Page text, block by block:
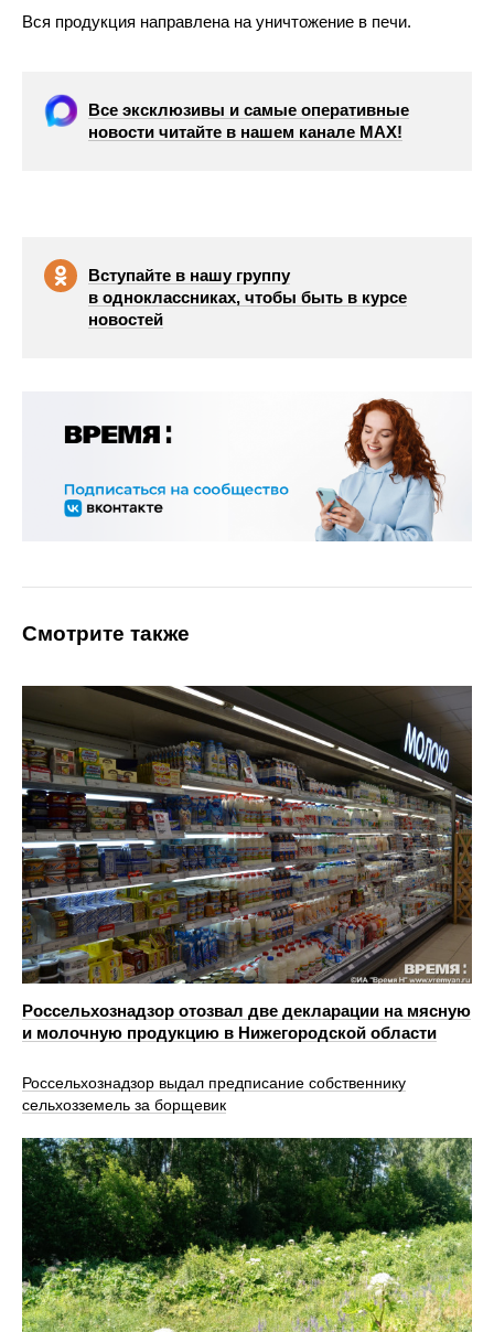
Вся продукция направлена на уничтожение в печи.
Все эксклюзивы и самые оперативные
новости читайте в нашем канале МАХ!
Вступайте в нашу группу
в одноклассниках, чтобы быть в курсе
новостей
Смотрите также
Россельхознадзор отозвал две декларации на мясную
и молочную продукцию в Нижегородской области
Россельхознадзор выдал предписание собственнику
сельхозземель за борщевик